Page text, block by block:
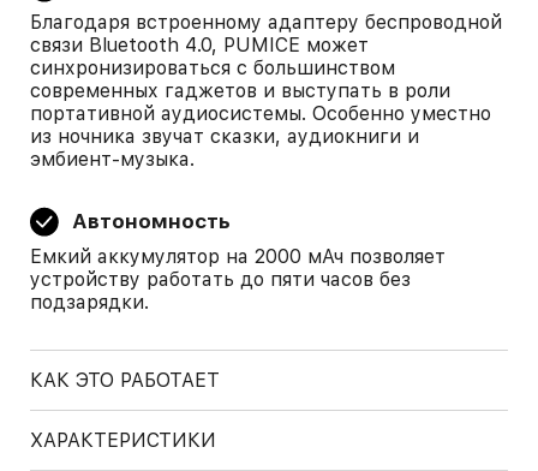
Благодаря встроенному адаптеру беспроводной
связи Bluetooth 4.0, PUMICE может
синхронизироваться с большинством
современных гаджетов и выступать в роли
портативной аудиосистемы. Особенно уместно
из ночника звучат сказки, аудиокниги и
эмбиент-музыка.
Автономность
Емкий аккумулятор на 2000 мАч позволяет
устройству работать до пяти часов без
подзарядки.
КАК ЭТО РАБОТАЕТ
ХАРАКТЕРИСТИКИ